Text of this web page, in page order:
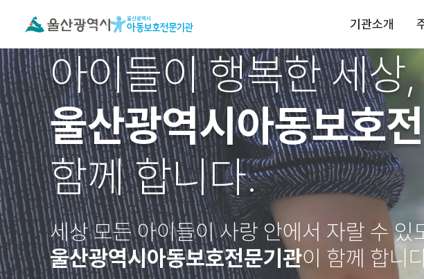
기관소개
아이들이 행복한 세상,
울산광역시아동보호
함께 합니다.
세상 모든 아이들이 사랑 안에서 자랄 수 있
울산광역시아동보호전문기관이 함께 합니